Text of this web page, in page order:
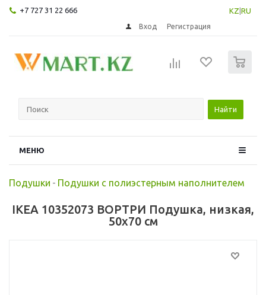
+7 727 31 22 666 KZ RU
Вход Регистрация
Найти
МЕНЮ
Подушки - Подушки с полиэстерным наполнителем
IKEA 10352073 ВОРТРИ Подушка, низкая,
50x70 см